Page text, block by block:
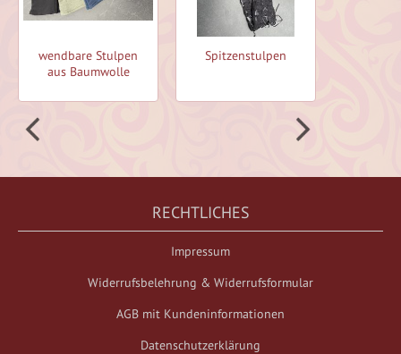
wendbare Stulpen
aus Baumwolle
Spitzenstulpen
RECHTLICHES
Impressum
Widerrufsbelehrung & Widerrufsformular
AGB mit Kundeninformationen
Datenschutzerklärung